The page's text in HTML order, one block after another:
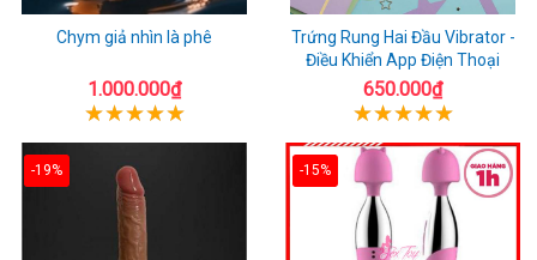
Chym giả nhìn là phê
1.000.000₫
Trứng Rung Hai Đầu Vibrator -
Điều Khiển App Điện Thoại
650.000₫
-19% -15%